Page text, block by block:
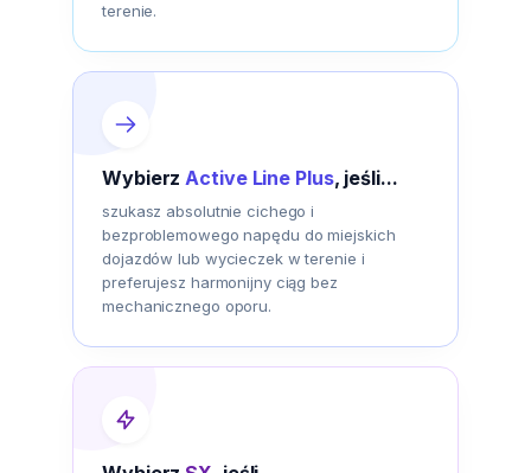
terenie.
WybierzActive Line Plus, jeśli...
szukasz absolutnie cichego i
bezproblemowego napędu do miejskich
dojazdów lub wycieczek w terenie i
preferujesz harmonijny ciąg bez
mechanicznego oporu.